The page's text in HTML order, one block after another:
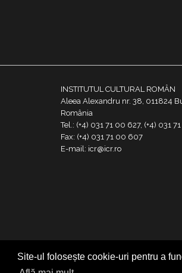
Site-ul folosește cookie-uri pentru a
INSTITUTUL CULTURAL ROMÂN
Aleea Alexandru nr. 38, 011824
România
Tel.: (+4) 031 71 00 627, (+4) 031
Fax: (+4) 031 71 00 607
E-mail: icr@icr.ro